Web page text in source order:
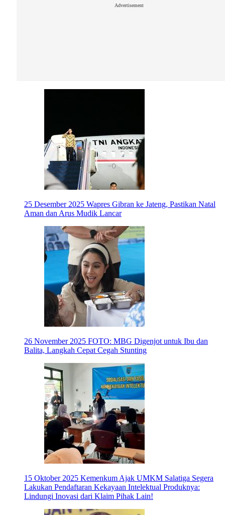
Advertisement
25 Desember 2025 Wapres Gibran ke Jateng, Pastikan Natal
Aman dan Arus Mudik Lancar
26 November 2025 FOTO: MBG Digenjot untuk Ibu dan
Balita, Langkah Cepat Cegah Stunting
15 Oktober 2025 Kemenkum Ajak UMKM Salatiga Segera
Lakukan Pendaftaran Kekayaan Intelektual Produknya:
Lindungi Inovasi dari Klaim Pihak Lain!